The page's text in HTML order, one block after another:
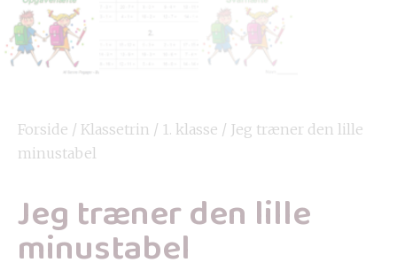
Forside / Klassetrin / 1. klasse / Jeg træner den lille
minustabel
Jeg træner den lille
minustabel